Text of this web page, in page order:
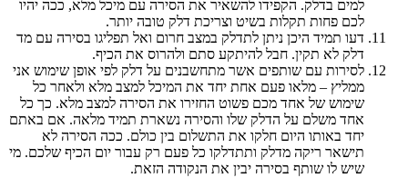
למים בדלק. הקפידו להשאיר את הסירה עם מיכל מלא, ככה יהיו
לכם פחות תקלות בשיט וצריכת דלק טובה יותר.
דעו תמיד היכן ניתן לתדלק במצב חרום ואל תפליגו בסירה עם מד
דלק לא תקין. חבל להיתקע סתם ולהרוס את הכיף.
לסירות עם שותפים אשר מתחשבנים על דלק לפי אופן שימוש אני
ממליץ – מלאו פעם אחת יחד את המיכל למצב מלא ולאחר כל
שימוש של אחד מכם פשוט החזירו את הסירה למצב מלא. כך כל
אחד משלם על הדלק שלו והסירה נשארת תמיד מלאה. אם באתם
יחד באותו היום חלקו את התשלום בין כולם. ככה הסירה לא
תישאר ריקה מדלק ותתדלקו כל פעם רק עבור יום הכיף שלכם. מי
שיש לו שותף בסירה יבין את הנקודה הזאת.